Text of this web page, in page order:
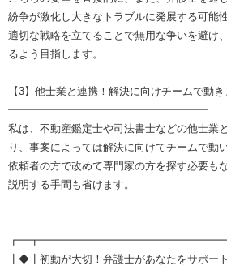
紛争が激化し大きなトラブルに発展する可能
適切な戦略を立てることで無用な争いを避け
るよう目指します。
【3】他士業と連携！解決に向けチームで動き
━━━━━━━━━━━━━━━━━━━
私は、不動産鑑定士や司法書士などの他士業
り、事案によっては解決に向けてチームで動
依頼者の方で改めて専門家の方を探す必要も
説明する手間も省けます。
┃◆┃初動が大切！弁護士があなたをサポー